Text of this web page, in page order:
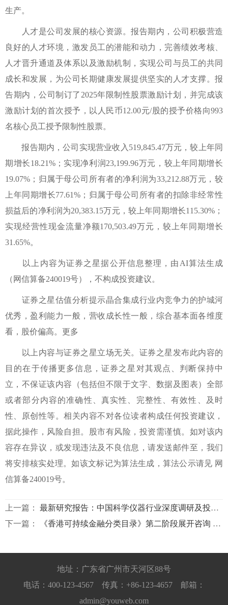
生产。
人才是公司发展的核心资源。报告期内，公司积极营造
良好的人才环境，激发员工的潜能和动力，完善绩效考核、
人才晋升通道及体系以及激励机制，实现公司与员工的共同
成长和发展，为公司长期健康发展提供坚实的人才支撑。报
告期内，公司制订了2025年限制性股票激励计划，并完成该
激励计划的首次授予，以人民币12.00元/股的授予价格向993
名核心员工授予限制性股票。
报告期内，公司实现营业收入519,845.47万元，较上年同
期增长18.21%；实现净利润23,199.96万元，较上年同期增长
19.07%；归属于母公司所有者的净利润为33,212.88万元，较
上年同期增长77.61%；归属于母公司所有者的扣除非经常性
损益后的净利润为20,383.15万元，较上年同期增长115.30%；
实现经营性现金流量净额170,503.49万元，较上年同期增长
31.65%。
以上内容为证券之星据公开信息整理，由AI算法生成
（网信算备240019号），不构成投资建议。
证券之星估值分析提示晶合集成行业内竞争力的护城河
优秀，盈利能力一般，营收成长性一般，综合基本面各维度
看，股价偏高。更多
以上内容与证券之星立场无关。证券之星发布此内容的
目的在于传播更多信息，证券之星对其观点、判断保持中
立，不保证该内容（包括但不限于文字、数据及图表）全部
或者部分内容的准确性、真实性、完整性、有效性、及时
性、原创性等。相关内容不对各位读者构成任何投资建议，
据此操作，风险自担。股市有风险，投资需谨慎。如对该内
容存在异议，或发现违法及不良信息，请发送邮件至，我们
将安排核实处理。如该文标记为算法生成，算法公示请见 网
信算备240019号。
上一篇： 最新研究报告：中国科学仪器行业深度调研及投资战略分析报告
下一篇：
《香港可持续金融分类目录》第二阶段展开咨询 新增两行业及适应气候变化 首次涵盖转型活动
地址：广东省广州市天河区88号
电话：400-123-4567 传真：+86-123-4657 邮箱：
admin@youweb.com